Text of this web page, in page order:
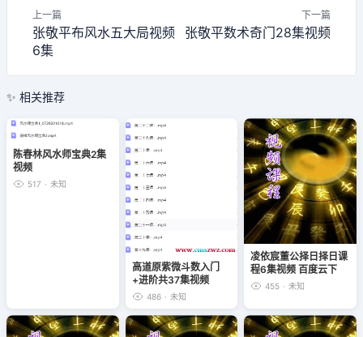
上一篇
张敬平布风水五大局视频
6集
下一篇
张敬平数术奇门28集视频
✨ 相关推荐
陈春林风水师宝典2集
视频
517 · 未知
高道原紫微斗数入门
+进阶共37集视频
486 · 未知
凌依宸董公择日择日课
程6集视频 百度云下
载！455 · 未知